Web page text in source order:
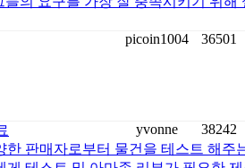
picoin1004 36501
yvonne 38242
판매자로부터 물건을 테스트 해주